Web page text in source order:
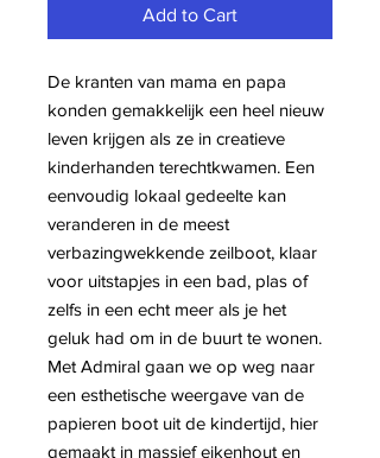
Add to Cart
De kranten van mama en papa
konden gemakkelijk een heel nieuw
leven krijgen als ze in creatieve
kinderhanden terechtkwamen. Een
eenvoudig lokaal gedeelte kan
veranderen in de meest
verbazingwekkende zeilboot, klaar
voor uitstapjes in een bad, plas of
zelfs in een echt meer als je het
geluk had om in de buurt te wonen.
Met Admiral gaan we op weg naar
een esthetische weergave van de
papieren boot uit de kindertijd, hier
gemaakt in massief eikenhout en